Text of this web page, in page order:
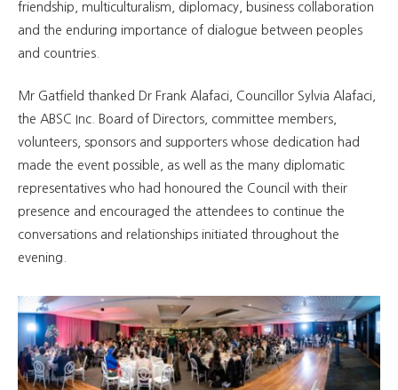
friendship, multiculturalism, diplomacy, business collaboration
and the enduring importance of dialogue between peoples
and countries.
Mr Gatfield thanked Dr Frank Alafaci, Councillor Sylvia Alafaci,
the ABSC Inc. Board of Directors, committee members,
volunteers, sponsors and supporters whose dedication had
made the event possible, as well as the many diplomatic
representatives who had honoured the Council with their
presence and encouraged the attendees to continue the
conversations and relationships initiated throughout the
evening.